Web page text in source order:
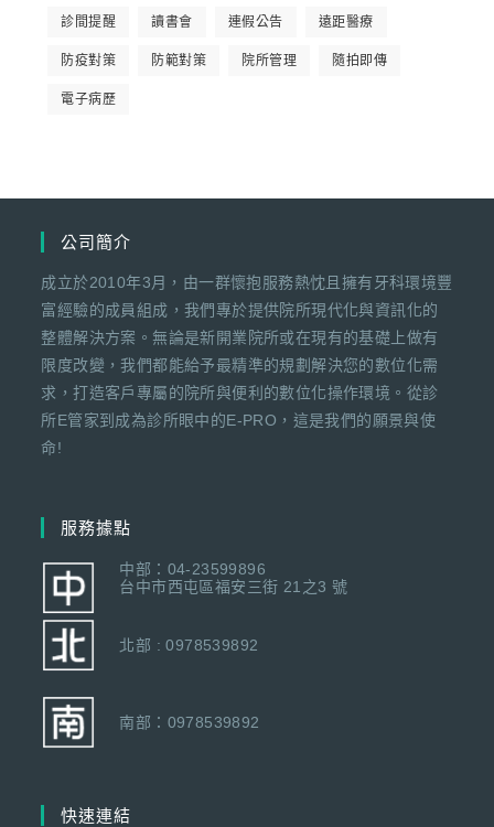
診間提醒 讀書會 連假公告 遠距醫療
防疫對策 防範對策 院所管理 隨拍即傳
電子病歷
公司簡介
成立於2010年3月，由一群懷抱服務熱忱且擁有牙科環境豐
富經驗的成員組成，我們專於提供院所現代化與資訊化的
整體解決方案。無論是新開業院所或在現有的基礎上做有
限度改變，我們都能給予最精準的規劃解決您的數位化需
求，打造客戶專屬的院所與便利的數位化操作環境。從診
所E管家到成為診所眼中的E-PRO，這是我們的願景與使
命!
服務據點
中部：04-23599896
台中市西屯區福安三街 21之3 號
北部 : 0978539892
南部：0978539892
快速連結